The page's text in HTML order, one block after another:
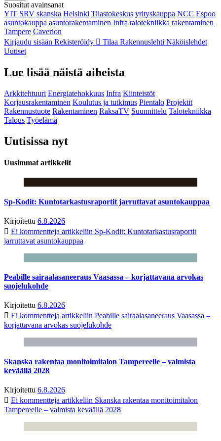
Suositut avainsanat
YIT SRV skanska Helsinki Tilastokeskus yrityskauppa NCC Espoo
asuntokauppa asuntorakentaminen Infra talotekniikka rakentaminen
Tampere Caverion
Kirjaudu sisään Rekisteröidy Tilaa Rakennuslehti Näköislehdet
Uutiset
Lue lisää näistä aiheista
Arkkitehtuuri Energiatehokkuus Infra Kiinteistöt
Korjausrakentaminen Koulutus ja tutkimus Pientalo Projektit
Rakennustuote Rakentaminen RaksaTV Suunnittelu Talotekniikka
Talous Työelämä
Uutisissa nyt
Uusimmat artikkelit
Sp-Kodit: Kuntotarkastusraportit jarruttavat asuntokauppaa
Kirjoitettu 6.8.2026
Ei kommentteja artikkeliin Sp-Kodit: Kuntotarkastusraportit
jarruttavat asuntokauppaa
Peabille sairaalasaneeraus Vaasassa – korjattavana arvokas
suojelukohde
Kirjoitettu 6.8.2026
Ei kommentteja artikkeliin Peabille sairaalasaneeraus Vaasassa –
korjattavana arvokas suojelukohde
Skanska rakentaa monitoimitalon Tampereelle – valmista
keväällä 2028
Kirjoitettu 6.8.2026
Ei kommentteja artikkeliin Skanska rakentaa monitoimitalon
Tampereelle – valmista keväällä 2028